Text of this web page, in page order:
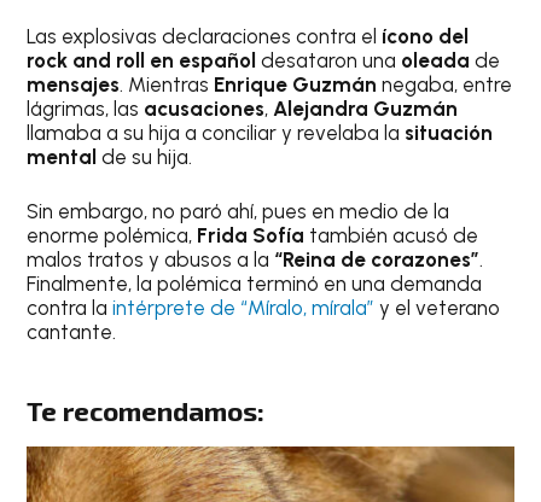
Las explosivas declaraciones contra el ícono del
rock and roll en español desataron una oleadade
mensajes. Mientras Enrique Guzmánnegaba, entre
lágrimas, las acusaciones, Alejandra Guzmán
llamaba a su hija a conciliar y revelaba la situación
mentalde su hija.
Sin embargo, no paró ahí, pues en medio de la
enorme polémica, Frida Sofía también acusó de
malos tratos y abusos a la “Reina de corazones”.
Finalmente, la polémica terminó en una demanda
contra la intérprete de “Míralo, mírala” y el veterano
cantante.
Te recomendamos: